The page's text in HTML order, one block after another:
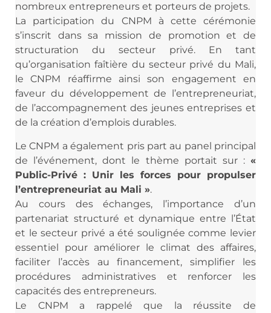
nombreux entrepreneurs et porteurs de projets.
La participation du CNPM à cette cérémonie
s’inscrit dans sa mission de promotion et de
structuration du secteur privé. En tant
qu’organisation faîtière du secteur privé du Mali,
le CNPM réaffirme ainsi son engagement en
faveur du développement de l’entrepreneuriat,
de l’accompagnement des jeunes entreprises et
de la création d’emplois durables.
Le CNPM a également pris part au panel principal
de l’événement, dont le thème portait sur : «
Public-Privé : Unir les forces pour propulser
l’entrepreneuriat au Mali ».
Au cours des échanges, l’importance d’un
partenariat structuré et dynamique entre l’État
et le secteur privé a été soulignée comme levier
essentiel pour améliorer le climat des affaires,
faciliter l’accès au financement, simplifier les
procédures administratives et renforcer les
capacités des entrepreneurs.
Le CNPM a rappelé que la réussite de